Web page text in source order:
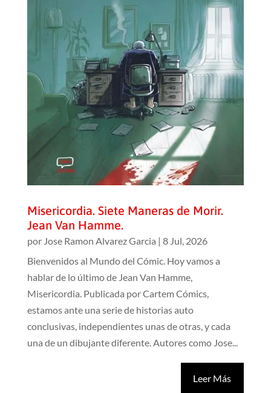
Misericordia. Siete Maneras de Morir.
Jean Van Hamme.
por Jose Ramon Alvarez Garcia | 8 Jul, 2026
Bienvenidos al Mundo del Cómic. Hoy vamos a
hablar de lo último de Jean Van Hamme,
Misericordia. Publicada por Cartem Cómics,
estamos ante una serie de historias auto
conclusivas, independientes unas de otras, y cada
una de un dibujante diferente. Autores como Jose...
Leer Más